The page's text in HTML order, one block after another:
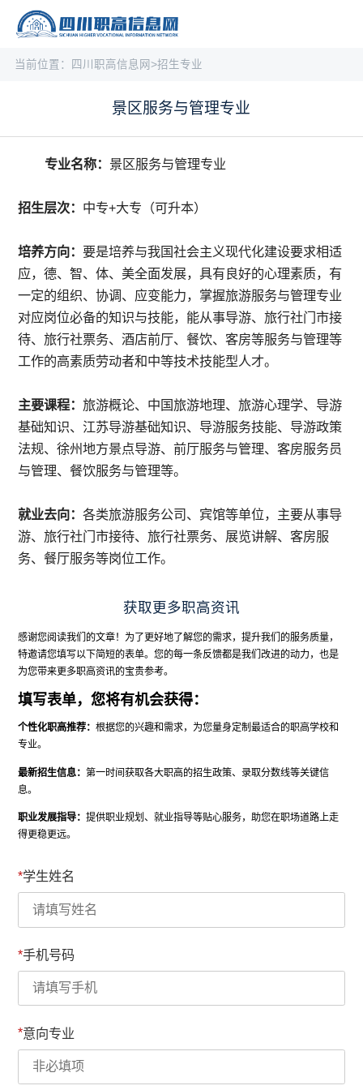
当前位置： 四川职高信息网 >招生专业
景区服务与管理专业
专业名称： 景区服务与管理专业
招生层次： 中专+大专（可升本）
培养方向：要是培养与我国社会主义现代化建设要求相适
应，德、智、体、美全面发展，具有良好的心理素质，有
一定的组织、协调、应变能力，掌握旅游服务与管理专业
对应岗位必备的知识与技能，能从事导游、旅行社门市接
待、旅行社票务、酒店前厅、餐饮、客房等服务与管理等
工作的高素质劳动者和中等技术技能型人才。
主要课程：旅游概论、中国旅游地理、旅游心理学、导游
基础知识、江苏导游基础知识、导游服务技能、导游政策
法规、徐州地方景点导游、前厅服务与管理、客房服务员
与管理、餐饮服务与管理等。
就业去向：各类旅游服务公司、宾馆等单位，主要从事导
游、旅行社门市接待、旅行社票务、展览讲解、客房服
务、餐厅服务等岗位工作。
获取更多职高资讯
感谢您阅读我们的文章！为了更好地了解您的需求，提升我们的服务质量，
特邀请您填写以下简短的表单。您的每一条反馈都是我们改进的动力，也是
为您带来更多职高资讯的宝贵参考。
填写表单，您将有机会获得：
个性化职高推荐：根据您的兴趣和需求，为您量身定制最适合的职高学校和
专业。
最新招生信息：第一时间获取各大职高的招生政策、录取分数线等关键信
息。
职业发展指导：提供职业规划、就业指导等贴心服务，助您在职场道路上走
得更稳更远。
*学生姓名
*手机号码
*意向专业